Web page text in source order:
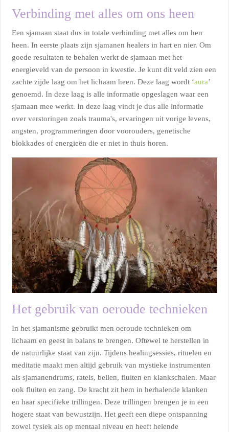
Verbinding met alles om ons heen
Een sjamaan staat dus in totale verbinding met alles om hen
heen. In eerste plaats zijn sjamanen healers in hart en nier. Om
goede resultaten te behalen werkt de sjamaan met het
energieveld van de persoon in kwestie. Je kunt dit veld zien een
zachte zijde laag om het lichaam heen. Deze laag wordt ‘aura’
genoemd. In deze laag is alle informatie opgeslagen waar een
sjamaan mee werkt. In deze laag vindt je dus alle informatie
over verstoringen zoals trauma's, ervaringen uit vorige levens,
angsten, programmeringen door voorouders, genetische
blokkades of energieën die er niet in thuis horen.
Het gebruik van oeroude technieken
In het sjamanisme gebruikt men oeroude technieken om
lichaam en geest in balans te brengen. Oftewel te herstellen in
de natuurlijke staat van zijn. Tijdens healingsessies, rituelen en
meditatie maakt men altijd gebruik van mystieke instrumenten
als sjamanendrums, ratels, bellen, fluiten en klankschalen. Maar
ook fluiten en zang. De kracht zit hem in herhalende klanken
en haar specifieke trillingen. Deze trillingen brengen je in een
hogere staat van bewustzijn. Het geeft een diepe ontspanning
zowel fysiek als op mentaal niveau en heeft helende